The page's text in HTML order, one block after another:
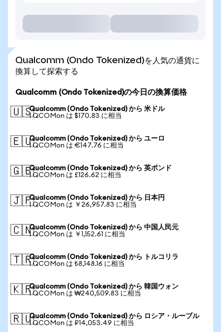
Qualcomm (Ondo Tokenized)を人気の通貨に
換算して探索する
Qualcomm (Ondo Tokenized)の今日の換算価格
🇺🇸Qualcomm (Ondo Tokenized) から 米ドル
1 QCOMon は $170.83 に相当
🇪🇺Qualcomm (Ondo Tokenized) から ユーロ
1 QCOMon は €147.76 に相当
🇬🇧Qualcomm (Ondo Tokenized) から 英ポンド
1 QCOMon は £126.62 に相当
🇯🇵Qualcomm (Ondo Tokenized) から 日本円
1 QCOMon は ￥26,957.83 に相当
🇨🇳Qualcomm (Ondo Tokenized) から 中国人民元
1 QCOMon は ￥1,152.61 に相当
🇹🇷Qualcomm (Ondo Tokenized) から トルコリラ
1 QCOMon は ₺8,148.16 に相当
🇰🇷Qualcomm (Ondo Tokenized) から 韓国ウォン
1 QCOMon は ₩240,509.83 に相当
🇷🇺Qualcomm (Ondo Tokenized) から ロシア・ルーブル
1 QCOMon は ₽14,053.49 に相当